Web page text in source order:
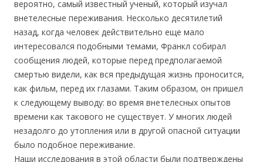
вероятно, самый известный ученый, который изучал
внетелесные переживания. Несколько десятилетий
назад, когда человек действительно еще мало
интересовался подобными темами, Франкл собирал
сообщения людей, которые перед предполагаемой
смертью видели, как вся предыдущая жизнь проносится,
как фильм, перед их глазами. Таким образом, он пришел
к следующему выводу: во время внетелесных опытов
времени как такового не существует. У многих людей
незадолго до утопления или в другой опасной ситуации
было подобное переживание.
Наши исследования в этой области были подтверждены